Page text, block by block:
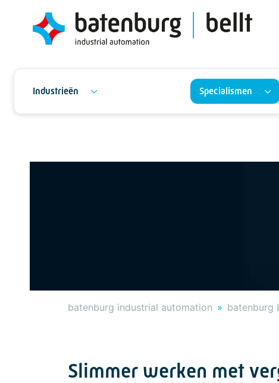
Industrieën Specialismen
batenburg industrial automation batenburg
Slimmer werken met